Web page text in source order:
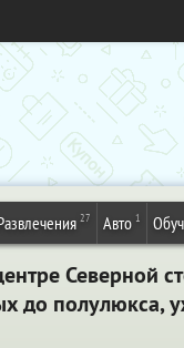
27 Авто 1
Северной
до полулюкса,